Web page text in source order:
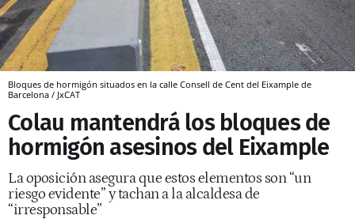
Bloques de hormigón situados en la calle Consell de Cent del Eixample de
Barcelona / JxCAT
Colau mantendrá los bloques de
hormigón asesinos del Eixample
La oposición asegura que estos elementos son “un
riesgo evidente” y tachan a la alcaldesa de
“irresponsable”